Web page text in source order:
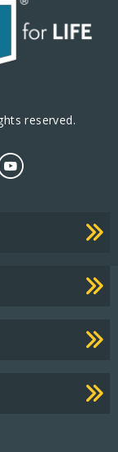
reserved.